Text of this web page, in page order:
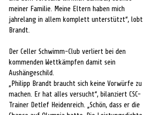
meiner Familie. Meine Eltern haben mich
jahrelang in allem komplett unterstützt“, lobt
Brandt.
Der Celler Schwimm-Club verliert bei den
kommenden Wettkämpfen damit sein
Aushängeschild.
„Philipp Brandt braucht sich keine Vorwürfe zu
machen. Er hat alles versucht“, bilanziert CSC-
Trainer Detlef Heidenreich. „Schön, dass er die